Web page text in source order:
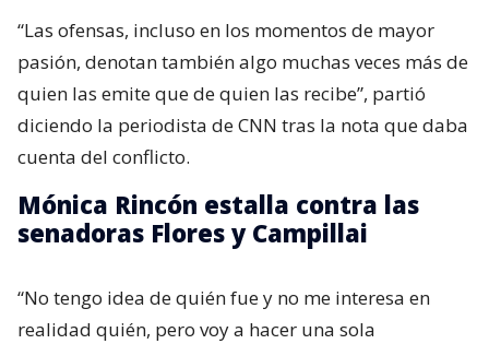
“Las ofensas, incluso en los momentos de mayor
pasión, denotan también algo muchas veces más de
quien las emite que de quien las recibe”, partió
diciendo la periodista de CNN tras la nota que daba
cuenta del conflicto.
Mónica Rincón estalla contra las
senadoras Flores y Campillai
“No tengo idea de quién fue y no me interesa en
realidad quién, pero voy a hacer una sola